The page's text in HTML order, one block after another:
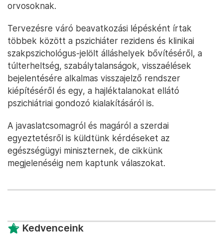
orvosoknak.
Tervezésre váró beavatkozási lépésként írtak
többek között a pszichiáter rezidens és klinikai
szakpszichológus-jelölt álláshelyek bővítéséről, a
túlterheltség, szabálytalanságok, visszaélések
bejelentésére alkalmas visszajelző rendszer
kiépítéséről és egy, a hajléktalanokat ellátó
pszichiátriai gondozó kialakításáról is.
A javaslatcsomagról és magáról a szerdai
egyeztetésről is küldtünk kérdéseket az
egészségügyi miniszternek, de cikkünk
megjelenéséig nem kaptunk válaszokat.
Kedvenceink